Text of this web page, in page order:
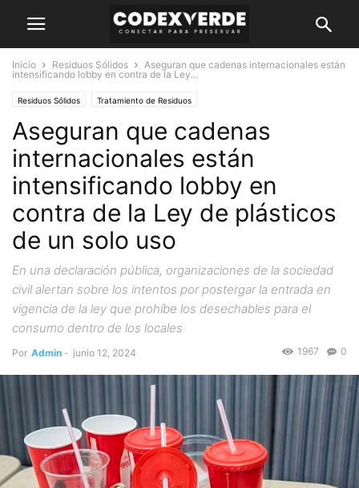
Inicio Residuos Sólidos
Aseguran que cadenas internacionales están
intensificando lobby en contra de la Ley...
Residuos Sólidos Tratamiento de Residuos
Aseguran que cadenas
internacionales están
intensificando lobby en
contra de la Ley de plásticos
de un solo uso
En una declaración pública, organizaciones de la sociedad
civil alertan sobre los intentos por postergar la entrada en
vigencia de la ley que prohíbe los desechables para el
consumo dentro de los locales
Por Admin - junio 12, 2024 0
1967